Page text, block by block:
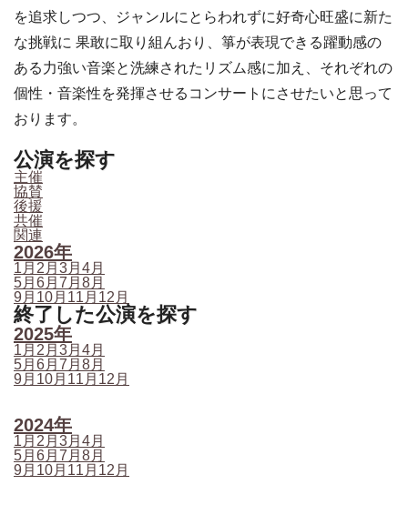
を追求しつつ、ジャンルにとらわれずに好奇心旺盛に新た
な挑戦に 果敢に取り組んおり、箏が表現できる躍動感の
ある力強い音楽と洗練されたリズム感に加え、それぞれの
個性・音楽性を発揮させるコンサートにさせたいと思って
おります。
公演を探す
主催
協賛
後援
共催
関連
2026年
1月 2月 3月 4月
5月 6月 7月 8月
9月 10月 11月 12月
終了した公演を探す
2025年
1月 2月 3月 4月
5月 6月 7月 8月
9月 10月 11月 12月
2024年
1月 2月 3月 4月
5月 6月 7月 8月
9月 10月 11月 12月